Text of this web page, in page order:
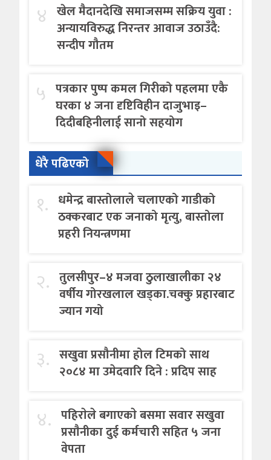
४ खेल मैदानदेखि समाजसम्म सक्रिय युवा :
अन्यायविरुद्ध निरन्तर आवाज उठाउँदै:
सन्दीप गौतम
५ पत्रकार पुष्प कमल गिरीको पहलमा एकै
घरका ४ जना दृष्टिविहीन दाजुभाइ–
दिदीबहिनीलाई सानो सहयोग
धेरै पढिएको
१. धमेन्द्र बास्तोलाले चलाएको गाडीको
ठक्करबाट एक जनाको मृत्यु, बास्तोला
प्रहरी नियन्त्रणमा
२. तुलसीपुर–४ मजवा ठुलाखालीका २४
वर्षीय गोरखलाल खड्का.चक्कु प्रहारबाट
ज्यान गयो
३. सखुवा प्रसौनीमा होल टिमको साथ
२०८४ मा उमेदवारि दिने : प्रदिप साह
४. पहिराेले बगाएकाे बसमा सवार सखुवा
प्रसाैनीका दुई कर्मचारी सहित ५ जना
वेपता